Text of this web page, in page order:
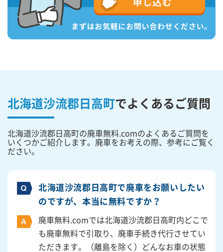
北海道沙流郡日高町でよくあるご質問
北海道沙流郡日高町の廃車無料.comのよくあるご質問を
いくつかご紹介します。廃車をお考えの際、参考にご覧く
ださい。
北海道沙流郡日高町で廃車をお願いしたい
のですが、本当に無料ですか？
廃車無料.comでは北海道沙流郡日高町内どこで
も廃車無料で引取り、廃車手続き代行させてい
ただきます。（離島を除く）どんなお車の状態